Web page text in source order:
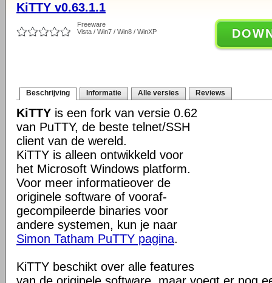
KiTTY v0.63.1.1
Freeware
Vista / Win7 / Win8 / WinXP
Beschrijving Informatie Alle versies Reviews
KiTTY is een fork van versie 0.62
van PuTTY, de beste telnet/SSH
client van de wereld.
KiTTY is alleen ontwikkeld voor
het Microsoft Windows platform.
Voor meer informatieover de
originele software of vooraf-
gecompileerde binaries voor
andere systemen, kun je naar
Simon Tatham PuTTY pagina.
KiTTY beschikt over alle features